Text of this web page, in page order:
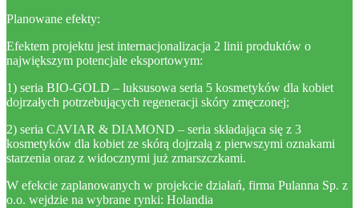
Planowane efekty:
Efektem projektu jest internacjonalizacja 2 linii produktów o
największym potencjale eksportowym:
1) seria BIO-GOLD – luksusowa seria 5 kosmetyków dla kobiet
dojrzałych potrzebujących regeneracji skóry zmęczonej;
2) seria CAVIAR & DIAMOND – seria składająca się z 3
kosmetyków dla kobiet ze skórą dojrzałą z pierwszymi oznakami
starzenia oraz z widocznymi już zmarszczkami.
W efekcie zaplanowanych w projekcie działań, firma Pulanna Sp. z
o.o. wejdzie na wybrane rynki: Holandia